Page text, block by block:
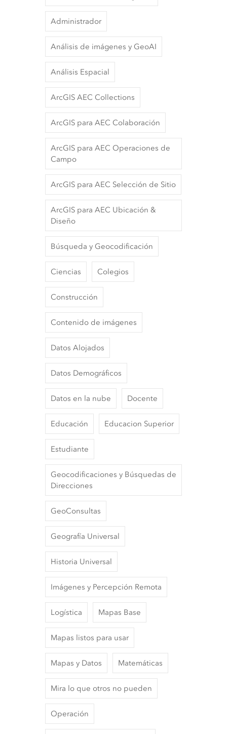
Administrador
Análisis de imágenes y GeoAI
Análisis Espacial
ArcGIS AEC Collections
ArcGIS para AEC Colaboración
ArcGIS para AEC Operaciones de
Campo
ArcGIS para AEC Selección de Sitio
ArcGIS para AEC Ubicación &
Diseño
Búsqueda y Geocodificación
Ciencias Colegios
Construcción
Contenido de imágenes
Datos Alojados
Datos Demográficos
Datos en la nube Docente
Educación Educacion Superior
Estudiante
Geocodificaciones y Búsquedas de
Direcciones
GeoConsultas
Geografía Universal
Historia Universal
Imágenes y Percepción Remota
Logística Mapas Base
Mapas listos para usar
Mapas y Datos Matemáticas
Mira lo que otros no pueden
Operación